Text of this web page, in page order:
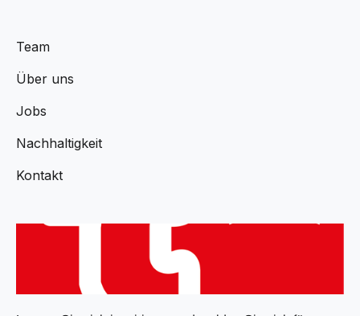
Team
Über uns
Jobs
Nachhaltigkeit
Kontakt